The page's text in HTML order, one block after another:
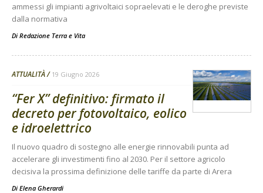
ammessi gli impianti agrivoltaici sopraelevati e le deroghe previste
dalla normativa
Di Redazione Terra e Vita
ATTUALITÀ 19 Giugno 2026
“Fer X” definitivo: firmato il
decreto per fotovoltaico, eolico
e idroelettrico
Il nuovo quadro di sostegno alle energie rinnovabili punta ad
accelerare gli investimenti fino al 2030. Per il settore agricolo
decisiva la prossima definizione delle tariffe da parte di Arera
Di Elena Gherardi